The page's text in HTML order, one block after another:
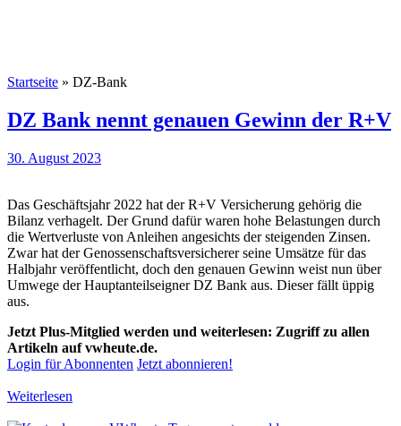
Startseite » DZ-Bank
DZ Bank nennt genauen Gewinn der R+V
30. August 2023
Das Geschäftsjahr 2022 hat der R+V Versicherung gehörig die
Bilanz verhagelt. Der Grund dafür waren hohe Belastungen durch
die Wertverluste von Anleihen angesichts der steigenden Zinsen.
Zwar hat der Genossenschaftsversicherer seine Umsätze für das
Halbjahr veröffentlicht, doch den genauen Gewinn weist nun über
Umwege der Hauptanteilseigner DZ Bank aus. Dieser fällt üppig
aus.
Jetzt Plus-Mitglied werden und weiterlesen: Zugriff zu allen
Artikeln auf vwheute.de.
Login für Abonnenten Jetzt abonnieren!
Weiterlesen